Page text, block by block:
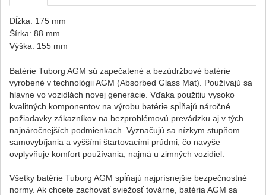
Dĺžka: 175 mm
Šírka: 88 mm
Výška: 155 mm
Batérie Tuborg AGM sú zapečatené a bezúdržbové batérie
vyrobené v technológii AGM (Absorbed Glass Mat). Používajú sa
hlavne vo vozidlách novej generácie. Vďaka použitiu vysoko
kvalitných komponentov na výrobu batérie spĺňajú náročné
požiadavky zákazníkov na bezproblémovú prevádzku aj v tých
najnáročnejších podmienkach. Vyznačujú sa nízkym stupňom
samovybíjania a vyššími štartovacími prúdmi, čo navyše
ovplyvňuje komfort používania, najmä u zimných vozidiel.
Všetky batérie Tuborg AGM spĺňajú najprísnejšie bezpečnostné
normy. Ak chcete zachovať sviežosť továrne, batéria AGM sa